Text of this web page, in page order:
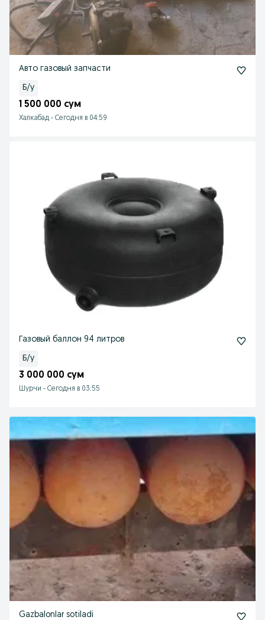
Авто газовый запчасти
Б/у
1 500 000 сум
Халкабад - Сегодня в 04:59
Газовый баллон 94 литров
Б/у
3 000 000 сум
Шурчи - Сегодня в 03:55
Gazbalonlar sotiladi